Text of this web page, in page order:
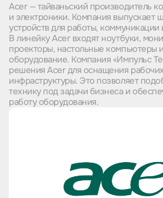
Acer — тайваньский производитель
и электроники. Компания выпускает
устройств для работы,
В линейку Acer входят ноутбуки,
проекторы, настольные компьютеры
оборудование. Компания «Импульс
решения Acer для оснащения
инфраструктуры. Это позволяет
технику под задачи бизнеса и
работу оборудования.